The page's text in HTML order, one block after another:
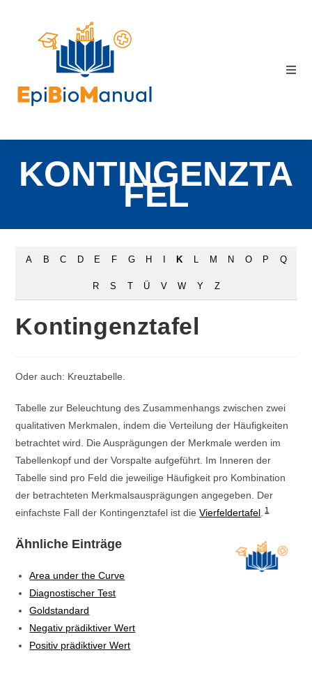
KONTINGENZTA
FEL
A B C D E F G H K L M N O P Q
R S Ü V W Y Z
Kontingenztafel
Oder auch: Kreuztabelle.
Tabelle zur Beleuchtung des Zusammenhangs zwischen zwei
qualitativen Merkmalen, indem die Verteilung der Häufigkeiten
betrachtet wird. Die Ausprägungen der Merkmale werden im
Tabellenkopf und der Vorspalte aufgeführt. Im Inneren der
Tabelle sind pro Feld die jeweilige Häufigkeit pro Kombination
der betrachteten Merkmalsausprägungen angegeben. Der
einfachste Fall der Kontingenztafel ist dieVierfeldertafel 1
Ähnliche Einträge
Area under the Curve
Diagnostischer Test
Goldstandard
Negativ prädiktiver Wert
Positiv prädiktiver Wert